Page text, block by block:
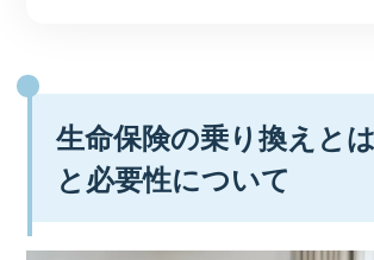
生命保険の乗り換えと
と必要性について